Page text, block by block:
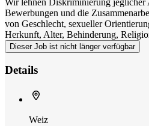
Bewerbungen und die
von Geschlecht, sexueller
Herkunft, Alter, Behinderung,
Dieser Job ist nicht länger verfügbar
Details
Weiz